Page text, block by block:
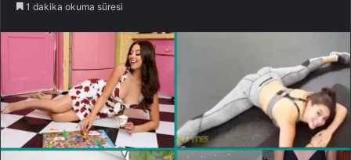
1 dakika okuma süresi